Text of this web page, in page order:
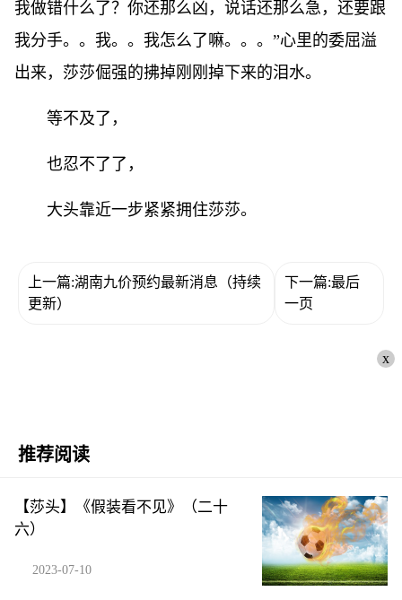
我做错什么了？你还那么凶，说话还那么急，还要跟
我分手。。我。。我怎么了嘛。。。”心里的委屈溢
出来，莎莎倔强的拂掉刚刚掉下来的泪水。
等不及了，
也忍不了了，
大头靠近一步紧紧拥住莎莎。
上一篇:湖南九价预约最新消息（持续
更新）
下一篇:最后
一页
x
推荐阅读
【莎头】《假装看不见》（二十
六）
2023-07-10